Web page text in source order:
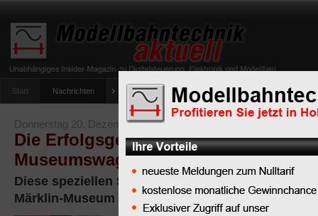
Start Nachrichten Tipps Newsletter Archiv Magazin
umfrage-viessmann-multiprotokoll-lichtdecoder
Donnerstag 20. Dezember 2007
Die Erfolgsgeschichte der Märklin-
Museumswagen in Spur H0 begann
Diese speziellen Sammler-Modelle werden
Märklin-Museum in Göppingen angeboten